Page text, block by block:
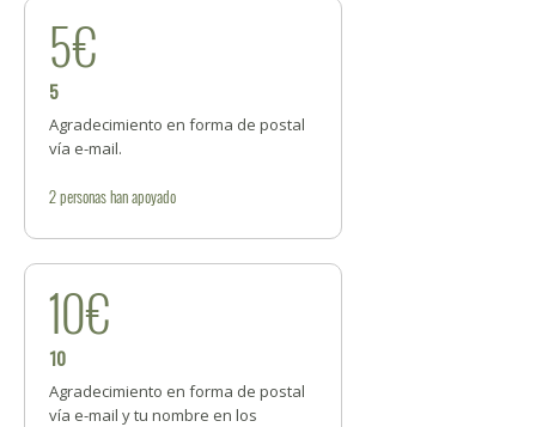
5€
5
Agradecimiento en forma de postal
vía e-mail.
2personashan apoyado
10€
10
Agradecimiento en forma de postal
vía e-mail y tu nombre en los